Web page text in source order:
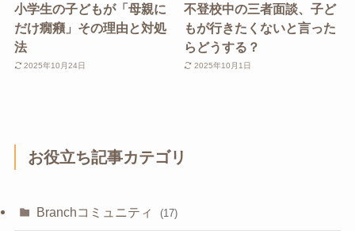
小学生の子どもが「母親に
だけ癇癪」その理由と対処
法
2025年10月24日
不登校中の三者面談、子ど
もが行きたくないと言った
らどうする？
2025年10月1日
お役立ち記事カテゴリ
Branchコミュニティ (17)